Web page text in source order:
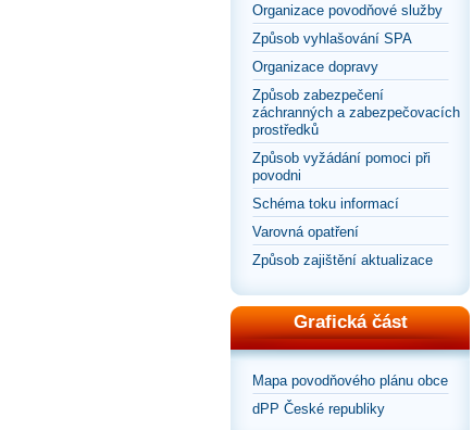
Organizace povodňové služby
Způsob vyhlašování SPA
Organizace dopravy
Způsob zabezpečení
záchranných a zabezpečovacích
prostředků
Způsob vyžádání pomoci při
povodni
Schéma toku informací
Varovná opatření
Způsob zajištění aktualizace
Grafická část
Mapa povodňového plánu obce
dPP České republiky